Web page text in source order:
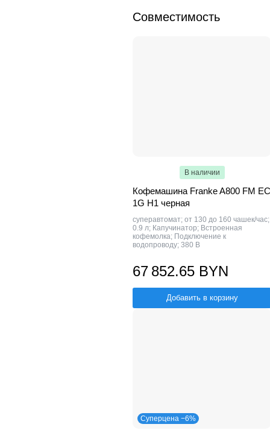
Совместимость
В наличии
Кофемашина Franke A800 FM EC
1G H1 черная
суперавтомат; от 130 до 160 чашек/час;
0.9 л; Капучинатор; Встроенная
кофемолка; Подключение к
водопроводу; 380 В
67 852.65 BYN
Добавить в корзину
Суперцена −6%